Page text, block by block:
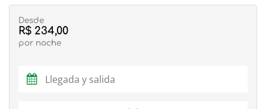
Desde
R$ 234,00
por noche